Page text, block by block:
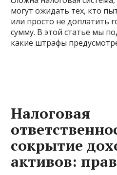
могут ожидать тех, кто
или просто не доплатить
сумму. В этой статье мы
какие штрафы
Налоговая
сокрытие
активов: